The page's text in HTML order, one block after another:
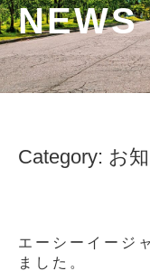
NEWS
Category: お
エーシーイージ
ました。